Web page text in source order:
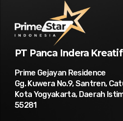
PT Panca Indera
Prime Gejayan Residence
Gg. Kuwera No.9, Santren,
Kota Yogyakarta, Daerah
55281